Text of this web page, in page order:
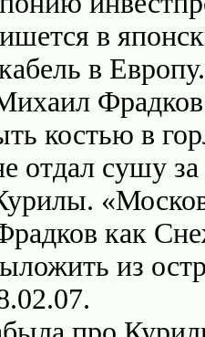
в
в
костью в
отдал сушу
как
из